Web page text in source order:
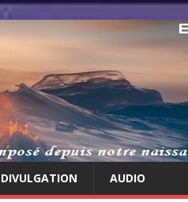
DIVULGATION AUDIO